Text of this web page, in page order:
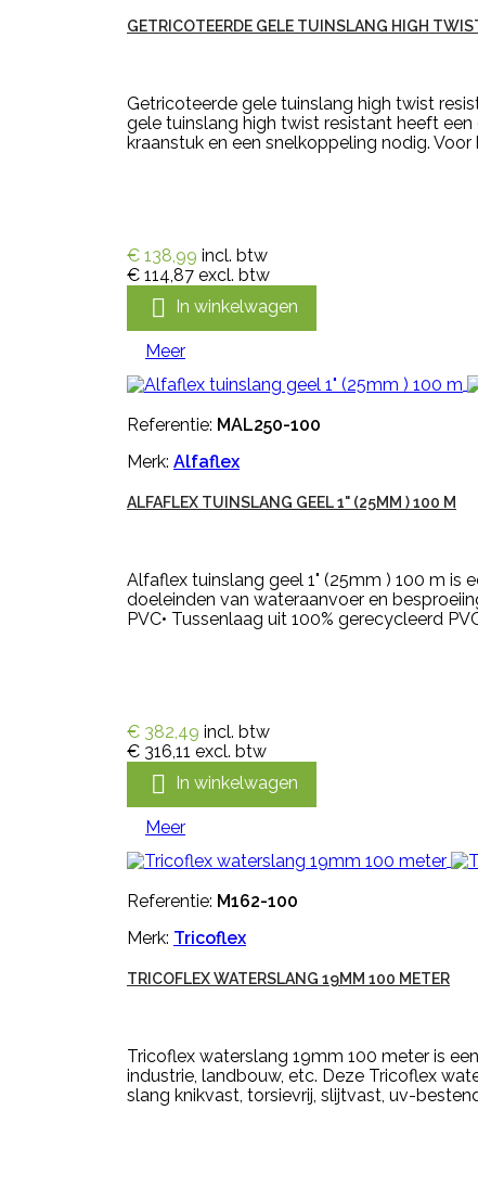
GETRICOTEERDE GELE TUINSLANG HIGH
Getricoteerde gele tuinslang high twist
gele tuinslang high twist resistant heeft
kraanstuk en een snelkoppeling nodig. Voor
€ 138,99 incl. btw
€ 114,87 excl. btw
 In winkelwagen
Meer
Referentie: MAL250-100
Merk: Alfaflex
ALFAFLEX TUINSLANG GEEL 1" (25MM ) 100 M
Alfaflex tuinslang geel 1" (25mm ) 100 m is
doeleinden van wateraanvoer en
PVC• Tussenlaag uit 100% gerecycleerd
€ 382,49 incl. btw
€ 316,11 excl. btw
 In winkelwagen
Meer
Referentie: M162-100
Merk: Tricoflex
TRICOFLEX WATERSLANG 19MM 100 METER
Tricoflex waterslang 19mm 100 meter is
industrie, landbouw, etc. Deze Tricoflex
slang knikvast, torsievrij, slijtvast, uv-